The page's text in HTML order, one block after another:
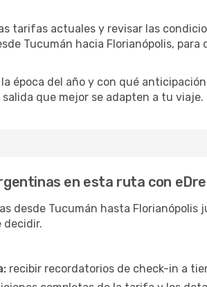
tarifas actuales y revisar las
Tucumán hacia Florianópolis,
época del año y con qué
que mejor se adapten a tu viaje.
en esta ruta con
desde Tucumán hasta
decidir.
recibir recordatorios de check-in a